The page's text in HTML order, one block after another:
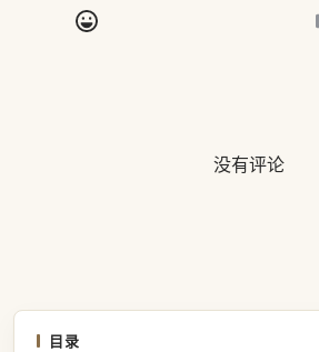
没有评论
目录